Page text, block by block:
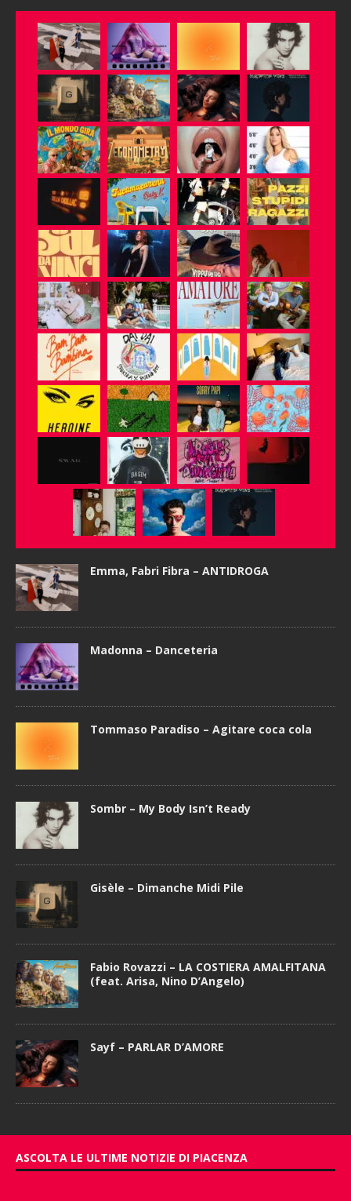
Emma, Fabri Fibra – ANTIDROGA
Madonna – Danceteria
Tommaso Paradiso – Agitare coca cola
Sombr – My Body Isn’t Ready
Gisèle – Dimanche Midi Pile
Fabio Rovazzi – LA COSTIERA AMALFITANA
(feat. Arisa, Nino D’Angelo)
Sayf – PARLAR D’AMORE
ASCOLTA LE ULTIME NOTIZIE DI PIACENZA